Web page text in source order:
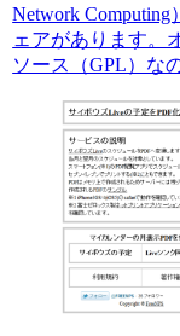
Network
ェアがあります。
ソース（GPL）な